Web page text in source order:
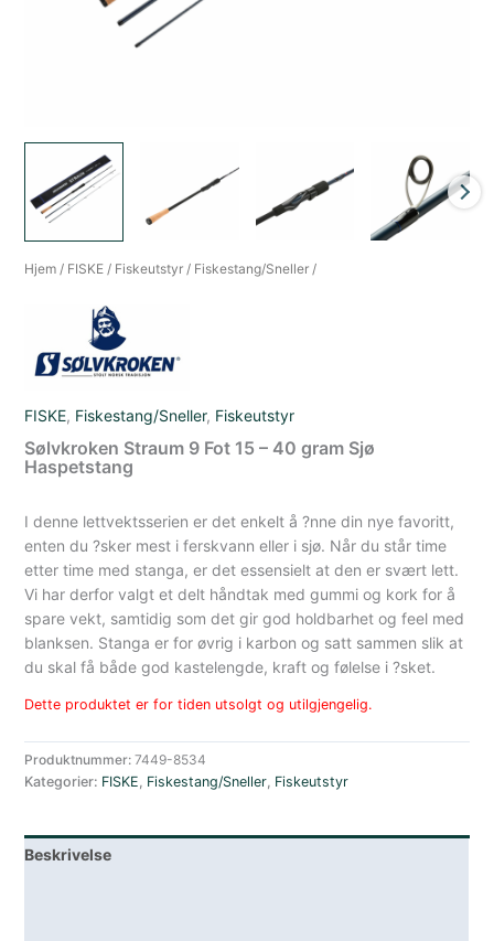
Hjem / FISKE / Fiskeutstyr / Fiskestang/Sneller /
FISKE, Fiskestang/Sneller, Fiskeutstyr
Sølvkroken Straum 9 Fot 15 – 40 gram Sjø
Haspetstang
I denne lettvektsserien er det enkelt å ?nne din nye favoritt,
enten du ?sker mest i ferskvann eller i sjø. Når du står time
etter time med stanga, er det essensielt at den er svært lett.
Vi har derfor valgt et delt håndtak med gummi og kork for å
spare vekt, samtidig som det gir god holdbarhet og feel med
blanksen. Stanga er for øvrig i karbon og satt sammen slik at
du skal få både god kastelengde, kraft og følelse i ?sket.
Dette produktet er for tiden utsolgt og utilgjengelig.
Produktnummer:7449-8534
Kategorier: FISKE, Fiskestang/Sneller, Fiskeutstyr
Beskrivelse